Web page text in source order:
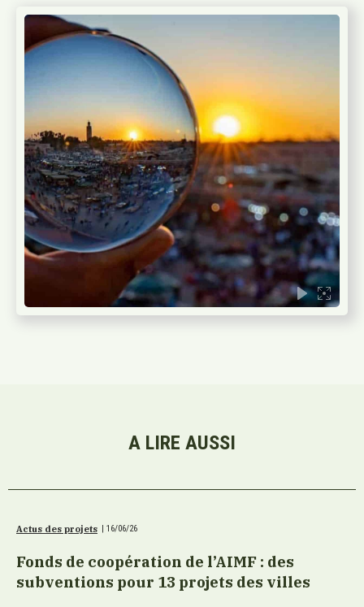
A LIRE AUSSI
Actus des projets 16/06/26
Fonds de coopération de l’AIMF : des
subventions pour 13 projets des villes